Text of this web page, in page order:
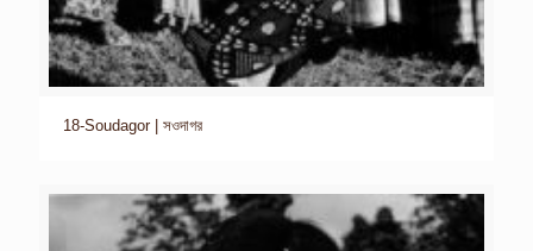
18-Soudagor | সওদাগর